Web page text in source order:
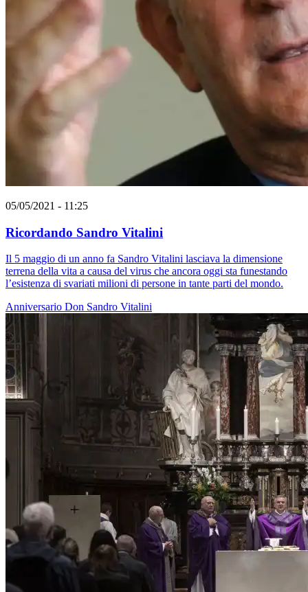
05/05/2021 - 11:25
Ricordando Sandro Vitalini
Il 5 maggio di un anno fa Sandro Vitalini lasciava la dimensione
terrena della vita a causa del virus che ancora oggi sta funestando
l’esistenza di svariati milioni di persone in tante parti del mondo.
Anniversario Don Sandro Vitalini